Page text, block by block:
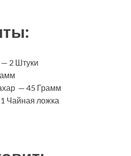
2 Штуки
— 45 Грамм
Чайная ложка